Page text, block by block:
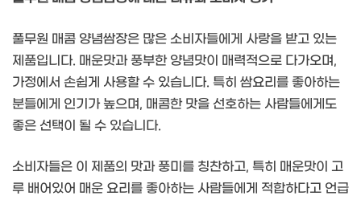
풀무원 매콤 양념쌈장은 많은 소비자들에게 사랑을 받고 있는
제품입니다. 매운맛과 풍부한 양념맛이 매력적으로 다가오며,
가정에서 손쉽게 사용할 수 있습니다. 특히 쌈요리를 좋아하는
분들에게 인기가 높으며, 매콤한 맛을 선호하는 사람들에게도
좋은 선택이 될 수 있습니다.
소비자들은 이 제품의 맛과 풍미를 칭찬하고, 특히 매운맛이 고
루 배어있어 매운 요리를 좋아하는 사람들에게 적합하다고 언급